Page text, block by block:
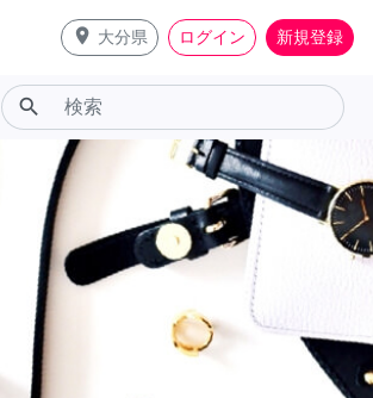
place 大分県 ログイン 新規登録
search